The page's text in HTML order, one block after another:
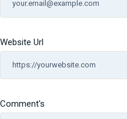
Comment's
Website Url